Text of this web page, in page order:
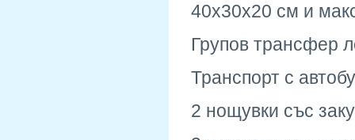
40x30x20 см и
Групов трансфер
Транспорт с
2 нощувки със